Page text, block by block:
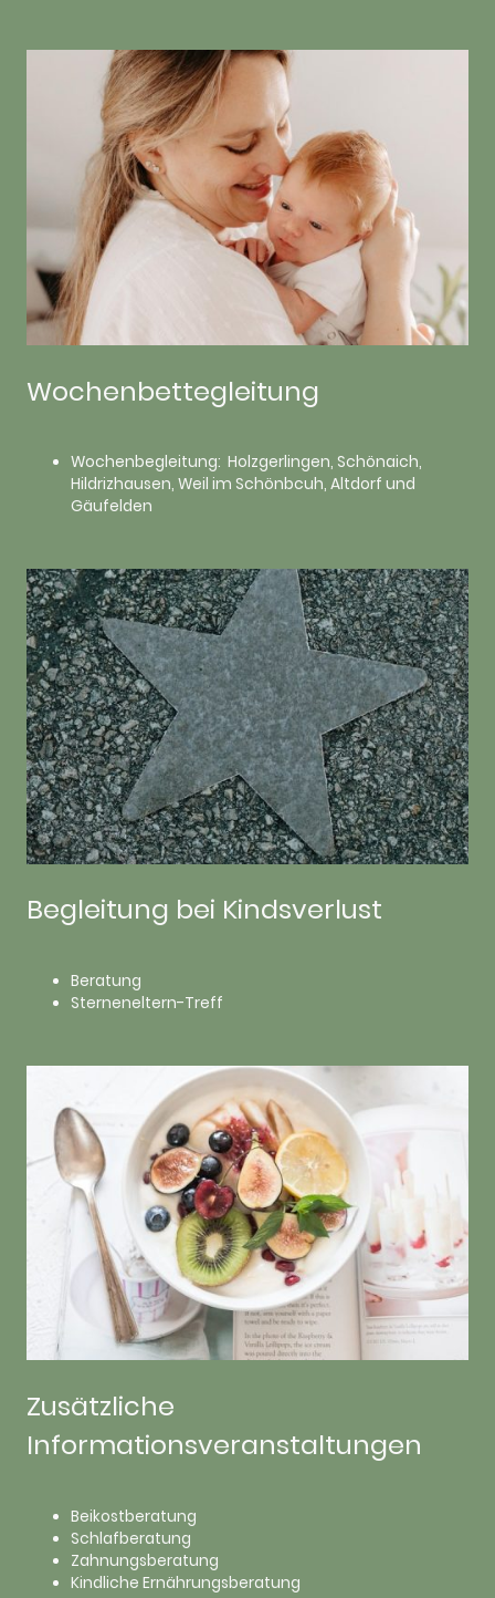
Wochenbettegleitung
Wochenbegleitung: Holzgerlingen, Schönaich,
Hildrizhausen, Weil im Schönbcuh, Altdorf und
Gäufelden
Begleitung bei Kindsverlust
Beratung
Sterneneltern-Treff
Zusätzliche
Informationsveranstaltungen
Beikostberatung
Schlafberatung
Zahnungsberatung
Kindliche Ernährungsberatung